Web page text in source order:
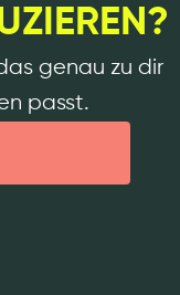
genau zu dir
passt.